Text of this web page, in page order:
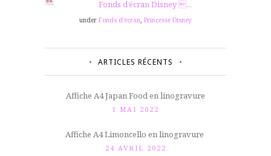
Fonds d’écran Disney ...
under Fonds d'écran, Princesse Disney
ARTICLES RÉCENTS
Affiche A4 Japan Food en linogravure
1 MAI 2022
Affiche A4 Limoncello en linogravure
24 AVRIL 2022